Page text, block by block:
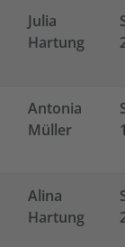
Julia
Hartung
Antonia
Müller
Alina
Hartung